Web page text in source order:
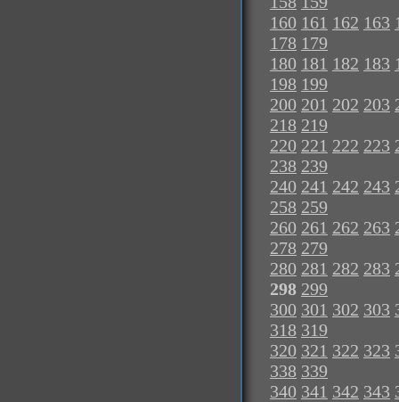
160 161 162 163
178 179
180 181 182 183
198 199
200 201 202 203
218 219
220 221 222 223
238 239
240 241 242 243
258 259
260 261 262 263
278 279
280 281 282 283
298 299
300 301 302 303
318 319
320 321 322 323
338 339
340 341 342 343